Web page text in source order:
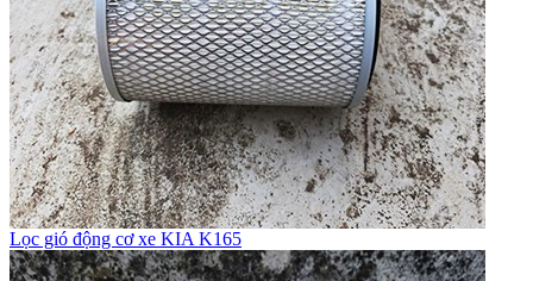
Lọc gió động cơ xe KIA K165